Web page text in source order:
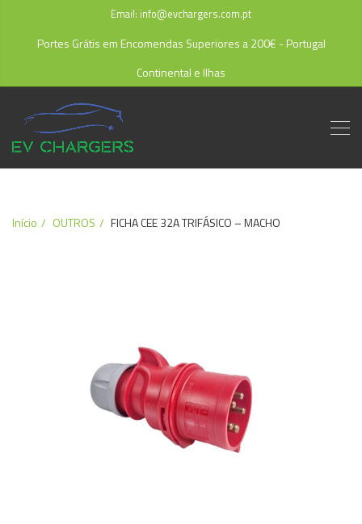
Email: info@evchargers.com.pt
Portes Grátis em Encomendas Superiores a 200€ - Portugal
Continental e Ilhas
Início OUTROS FICHA CEE 32A TRIFÁSICO – MACHO